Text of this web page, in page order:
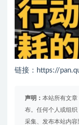
链接：https://
声明： 本站所有文
布。任何个人或组织
采集、发布本站内